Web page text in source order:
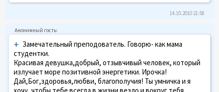
14.10.2010 21:58
+ Замечательный преподователь. Говорю- как мама
студентки.
Красивая девушка,добрый, отзывчивый человек, который
излучает море позитивной энергетики. Ирочка!
Дай,Бог,здоровья,любви, благополучия! Ты умничка и я